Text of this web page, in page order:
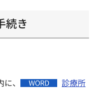
続き
、
診療所